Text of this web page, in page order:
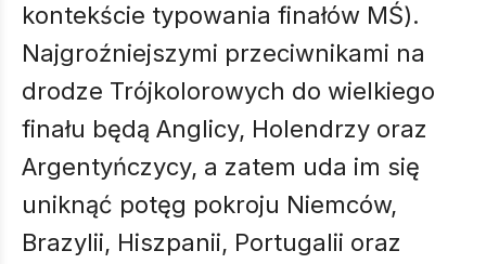
kontekście typowania finałów MŚ).
Najgroźniejszymi przeciwnikami na
drodze Trójkolorowych do wielkiego
finału będą Anglicy, Holendrzy oraz
Argentyńczycy, a zatem uda im się
uniknąć potęg pokroju Niemców,
Brazylii, Hiszpanii, Portugalii oraz